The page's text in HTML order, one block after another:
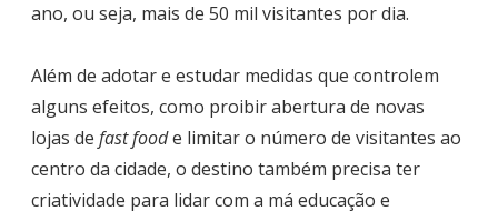
ano, ou seja, mais de 50 mil visitantes por dia.
Além de adotar e estudar medidas que controlem
alguns efeitos, como proibir abertura de novas
lojas de fast foode limitar o número de visitantes ao
centro da cidade, o destino também precisa ter
criatividade para lidar com a má educação e